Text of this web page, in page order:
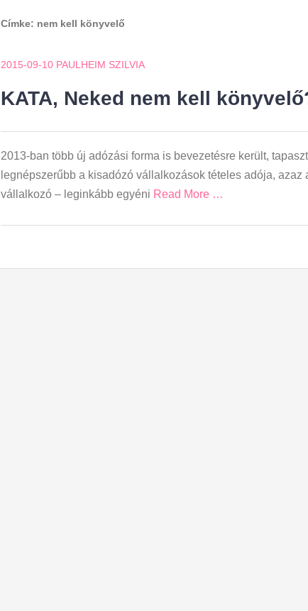
Címke: nem kell könyvelő
2015-09-10 PAULHEIM SZILVIA
KATA, Neked nem kell
2013-ban több új adózási forma is bevezetésre került,
legnépszerűbb a kisadózó vállalkozások tételes adója, azaz
vállalkozó – leginkább egyéni Read More …